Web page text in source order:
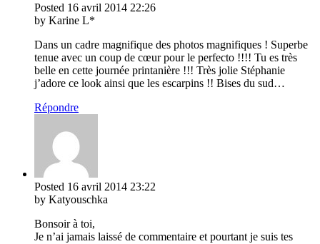
Posted 16 avril 2014 22:26
by Karine L*
Dans un cadre magnifique des photos magnifiques ! Superbe
tenue avec un coup de cœur pour le perfecto !!!! Tu es très
belle en cette journée printanière !!! Très jolie Stéphanie
j’adore ce look ainsi que les escarpins !! Bises du sud…
Répondre
Posted 16 avril 2014 23:22
by Katyouschka
Bonsoir à toi,
Je n’ai jamais laissé de commentaire et pourtant je suis tes